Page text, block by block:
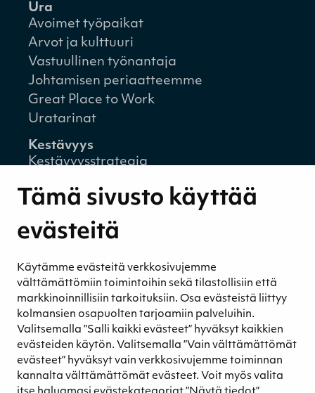
Tämä sivusto käyttää
evästeitä
Käytämme evästeitä verkkosivujemme
välttämättömiin toimintoihin sekä tilastollisiin että
markkinoinnillisiin tarkoituksiin. Osa evästeistä liittyy
kolmansien osapuolten tarjoamiin palveluihin.
Valitsemalla ”Salli kaikki evästeet” hyväksyt kaikkien
evästeiden käytön. Valitsemalla ”Vain välttämättömät
evästeet” hyväksyt vain verkkosivujemme toiminnan
kannalta välttämättömät evästeet. Voit myös valita
Ura
Avoimet työpaikat
Arvot ja kulttuuri
Vastuullinen työnantaja
Johtamisen periaatteemme
Great Place to Work
Uratarinat
Kestävyys
Kestävyysstrategia
Ympäristövastuu
Henkilöstömme ja kumppaneidemme
hyvinvointi
Turvetuotannon kestävyys
Kestävyyden johtaminen
Retkeilykohteet
Media
Uutiset ja blogit
Podcast